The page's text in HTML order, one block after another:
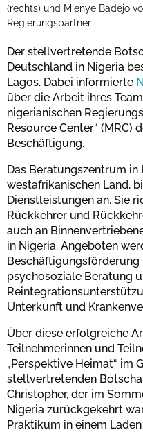
(rechts) und Mienye Badejo
Regierungspartner
Der stellvertretende
Deutschland in Nigeria
Lagos. Dabei informierte
über die Arbeit ihres
nigerianischen
Resource Center“ (MRC)
Beschäftigung.
Das Beratungszentrum in
westafrikanischen Land,
Dienstleistungen an. Sie
Rückkehrer und
auch an
in Nigeria. Angeboten
psychosoziale Beratung
Unterkunft und
Über diese erfolgreiche
Teilnehmerinnen und
„Perspektive Heimat“ im
stellvertretenden
Christopher, der im
Nigeria zurückgekehrt
Praktikum in einem